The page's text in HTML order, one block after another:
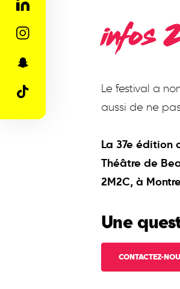
infos
Le festival a
aussi de ne
La 37e édition
Théâtre de
2M2C, à
Une
CONTACTEZ-